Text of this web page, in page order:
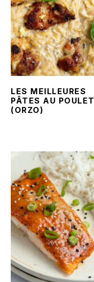
LES MEILLEURES
PÂTES AU POULET
(ORZO)